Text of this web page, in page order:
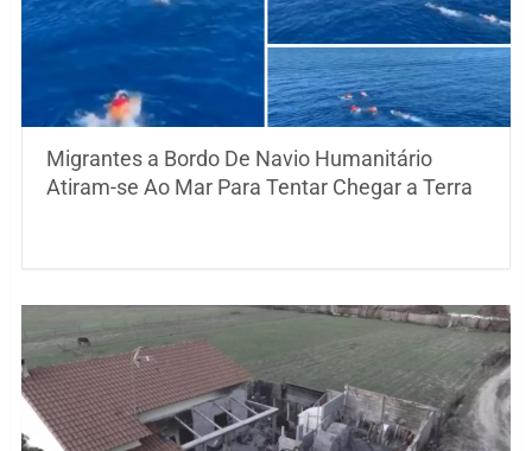
Migrantes a Bordo De Navio Humanitário
Atiram-se Ao Mar Para Tentar Chegar a Terra